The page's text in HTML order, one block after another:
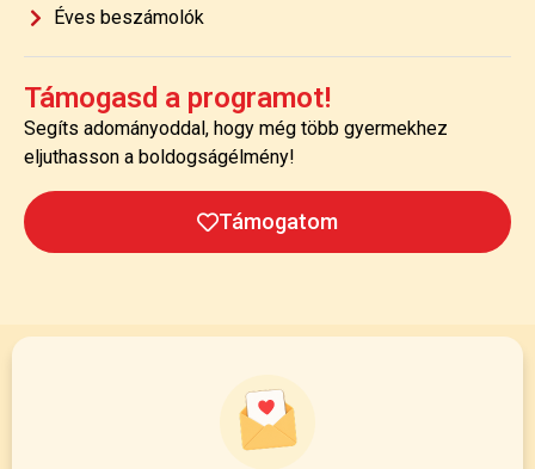
Éves beszámolók
Támogasd a programot!
Segíts adományoddal, hogy még több gyermekhez
eljuthasson a boldogságélmény!
Támogatom